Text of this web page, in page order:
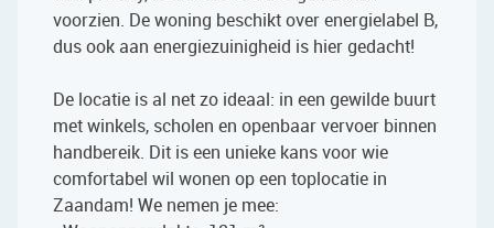
voorzien. De woning beschikt over energielabel B,
dus ook aan energiezuinigheid is hier gedacht!
De locatie is al net zo ideaal: in een gewilde buurt
met winkels, scholen en openbaar vervoer binnen
handbereik. Dit is een unieke kans voor wie
comfortabel wil wonen op een toplocatie in
Zaandam! We nemen je mee: